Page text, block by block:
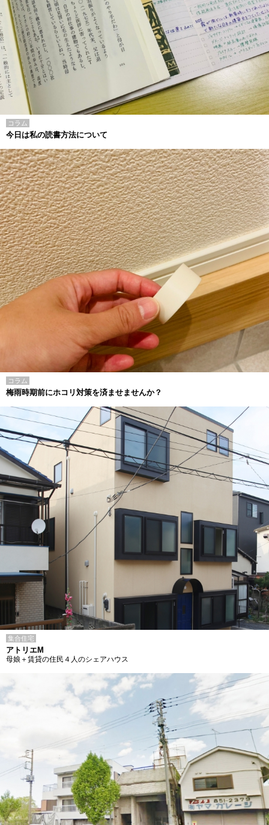
コラム
今日は私の読書方法について
コラム
梅雨時期前にホコリ対策を済ませませんか？
集合住宅
アトリエM
母娘＋賃貸の住民４人のシェアハウス